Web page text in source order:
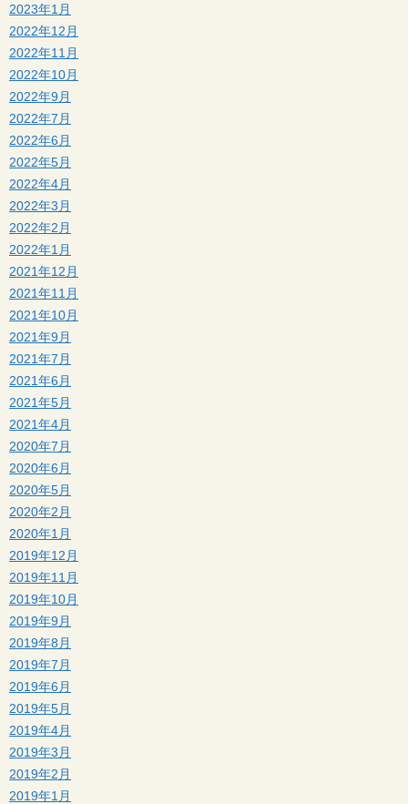
2023年1月
2022年12月
2022年11月
2022年10月
2022年9月
2022年7月
2022年6月
2022年5月
2022年4月
2022年3月
2022年2月
2022年1月
2021年12月
2021年11月
2021年10月
2021年9月
2021年7月
2021年6月
2021年5月
2021年4月
2020年7月
2020年6月
2020年5月
2020年2月
2020年1月
2019年12月
2019年11月
2019年10月
2019年9月
2019年8月
2019年7月
2019年6月
2019年5月
2019年4月
2019年3月
2019年2月
2019年1月